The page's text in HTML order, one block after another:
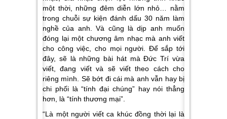
một thời, những đêm diễn lớn nhỏ… nằm
trong chuỗi sự kiện đánh dấu 30 năm làm
nghề của anh. Và cũng là dịp anh muốn
đóng lại một chương âm nhạc mà anh viết
cho công việc, cho mọi người. Để sắp tới
đây, sẽ là những bài hát mà Đức Trí vừa
viết, đang viết và sẽ viết theo cách cho
riêng mình. Sẽ bớt đi cái mà anh vẫn hay bị
chi phối là “tính đại chúng” hay nói thẳng
hơn, là “tính thương mại”.
“Là một người viết ca khúc đồng thời lại là